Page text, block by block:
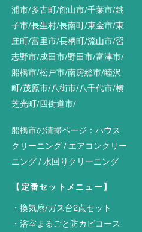
浦市/多古町/館山市/千葉市/銚
子市/長生村/長南町/東金市/東
庄町/富里市/長柄町/流山市/習
志野市/成田市/野田市/富津市/
船橋市/松戸市/南房総市/睦沢
町/茂原市/八街市/八千代市/横
芝光町/四街道市/
船橋市の清掃ページ：ハウス
クリーニング/ エアコンクリー
ニング/水回りクリーニング
【定番セットメニュー】
・換気扇/ガス台2点セット
・浴室まるごと防カビコース